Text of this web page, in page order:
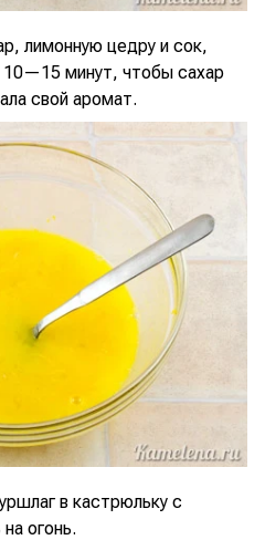
лимонную цедру и сок,
минут, чтобы сахар
свой аромат.
в кастрюльку с
огонь.